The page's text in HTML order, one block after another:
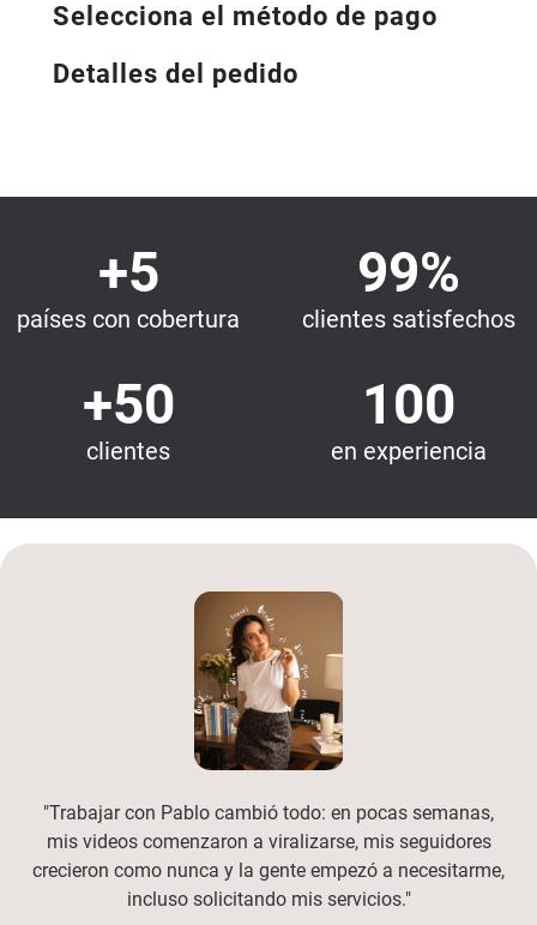
Selecciona el método de pago
Detalles del pedido
+5
países con cobertura
99%
clientes satisfechos
+50
clientes
100
en experiencia
"Trabajar con Pablo cambió todo: en pocas semanas,
mis videos comenzaron a viralizarse, mis seguidores
crecieron como nunca y la gente empezó a necesitarme,
incluso solicitando mis servicios."